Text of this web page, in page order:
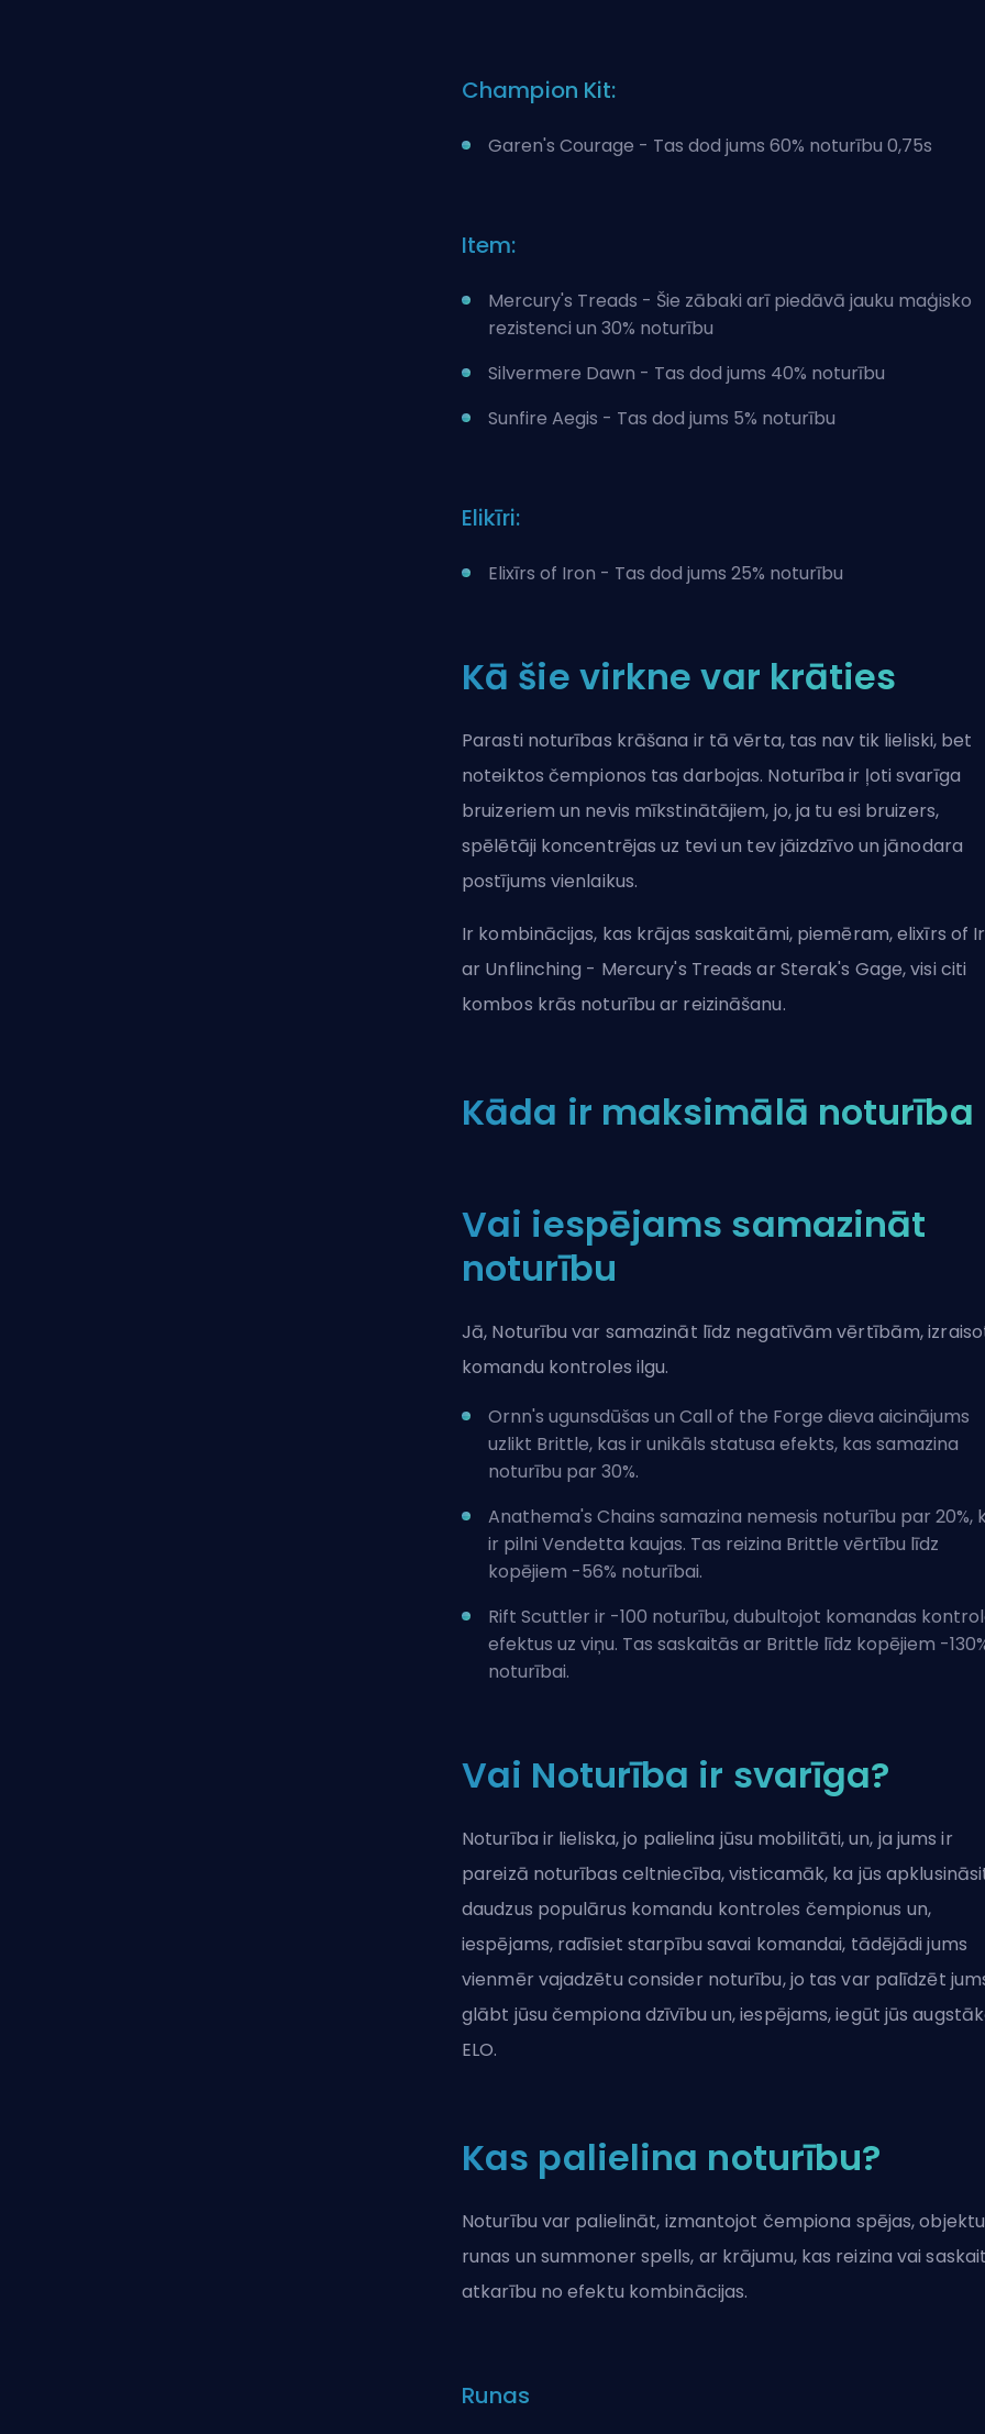
Champion Kit:
Garen's Courage - Tas dod jums 60% noturību 0,75s
Item:
Mercury's Treads - Šie zābaki arī piedāvā jauku maģisko
rezistenci un 30% noturību
Silvermere Dawn - Tas dod jums 40% noturību
Sunfire Aegis - Tas dod jums 5% noturību
Elikīri:
Elixīrs of Iron - Tas dod jums 25% noturību
Kā šie virkne var krāties
Parasti noturības krāšana ir tā vērta, tas nav tik lieliski, bet
noteiktos čempionos tas darbojas. Noturība ir ļoti svarīga
bruizeriem un nevis mīkstinātājiem, jo, ja tu esi bruizers,
spēlētāji koncentrējas uz tevi un tev jāizdzīvo un jānodara
postījums vienlaikus.
Ir kombinācijas, kas krājas saskaitāmi, piemēram, elixīrs of
ar Unflinching - Mercury's Treads ar Sterak's Gage, visi citi
kombos krās noturību ar reizināšanu.
Kāda ir maksimālā noturība
Vai iespējams samazināt
noturību
Jā, Noturību var samazināt līdz negatīvām vērtībām,
komandu kontroles ilgu.
Ornn's ugunsdūšas un Call of the Forge dieva aicinājums
uzlikt Brittle, kas ir unikāls statusa efekts, kas samazina
noturību par 30%.
Anathema's Chains samazina nemesis noturību par 20%,
ir pilni Vendetta kaujas. Tas reizina Brittle vērtību līdz
kopējiem -56% noturībai.
Rift Scuttler ir -100 noturību, dubultojot komandas
efektus uz viņu. Tas saskaitās ar Brittle līdz kopējiem -
noturībai.
Vai Noturība ir svarīga?
Noturība ir lieliska, jo palielina jūsu mobilitāti, un, ja jums ir
pareizā noturības celtniecība, visticamāk, ka jūs
daudzus populārus komandu kontroles čempionus un,
iespējams, radīsiet starpību savai komandai, tādējādi jums
vienmēr vajadzētu consider noturību, jo tas var palīdzēt
glābt jūsu čempiona dzīvību un, iespējams, iegūt jūs
ELO.
Kas palielina noturību?
Noturību var palielināt, izmantojot čempiona spējas,
runas un summoner spells, ar krājumu, kas reizina vai
atkarību no efektu kombinācijas.
Runas